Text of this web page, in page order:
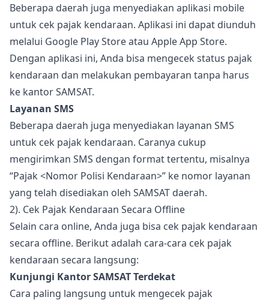
Beberapa daerah juga menyediakan aplikasi mobile
untuk cek pajak kendaraan. Aplikasi ini dapat diunduh
melalui Google Play Store atau Apple App Store.
Dengan aplikasi ini, Anda bisa mengecek status pajak
kendaraan dan melakukan pembayaran tanpa harus
ke kantor SAMSAT.
Layanan SMS
Beberapa daerah juga menyediakan layanan SMS
untuk cek pajak kendaraan. Caranya cukup
mengirimkan SMS dengan format tertentu, misalnya
“Pajak <Nomor Polisi Kendaraan>” ke nomor layanan
yang telah disediakan oleh SAMSAT daerah.
2). Cek Pajak Kendaraan Secara Offline
Selain cara online, Anda juga bisa cek pajak kendaraan
secara offline. Berikut adalah cara-cara cek pajak
kendaraan secara langsung:
Kunjungi Kantor SAMSAT Terdekat
Cara paling langsung untuk mengecek pajak